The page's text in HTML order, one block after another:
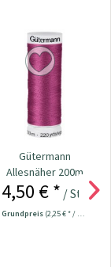
Gütermann
Allesnäher 200m
Fb. 912 - lila
4,50 € * / Stück
Grundpreis (2,25 € * / 100 Meter)